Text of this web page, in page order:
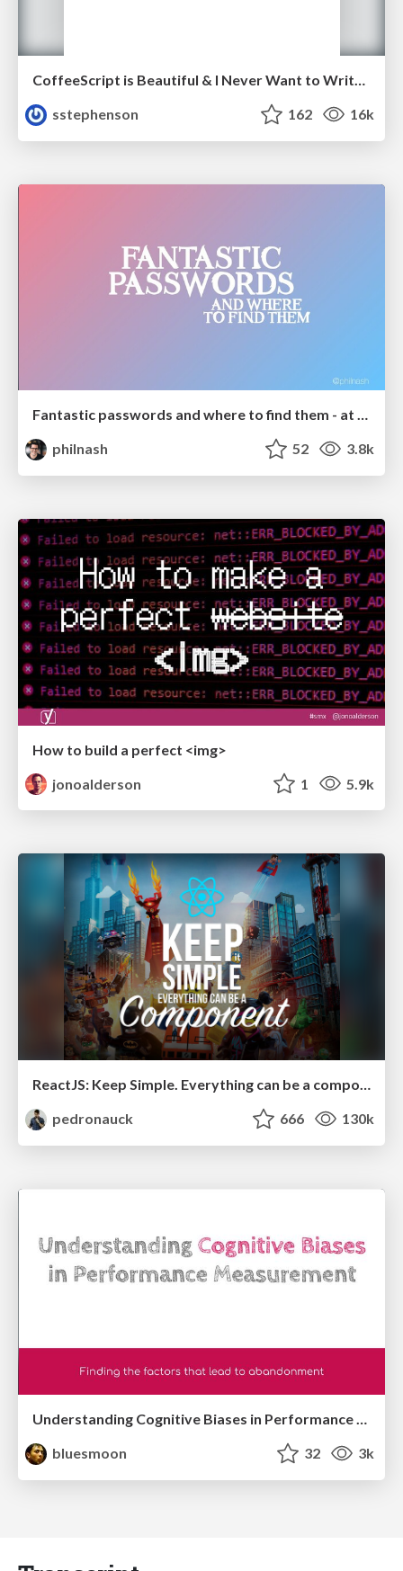
sstephenson
162 16k
Fantastic passwords and where to find them - at NoRuKo
philnash
52 3.8k
How to build a perfect <img>
jonoalderson
1 5.9k
ReactJS: Keep Simple. Everything can be a component!
pedronauck
666 130k
Understanding Cognitive Biases in Performance Measurement
bluesmoon
32 3k